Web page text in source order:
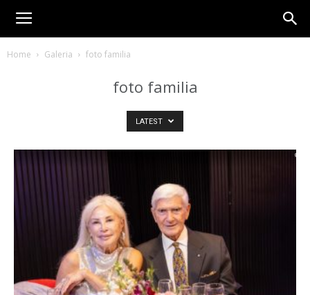
Home Galeria foto familia
foto familia
LATEST